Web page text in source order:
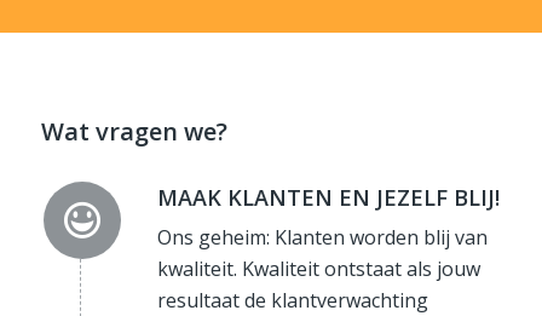
Wat vragen we?
MAAK KLANTEN EN JEZELF BLIJ!
Ons geheim: Klanten worden blij van
kwaliteit. Kwaliteit ontstaat als jouw
resultaat de klantverwachting